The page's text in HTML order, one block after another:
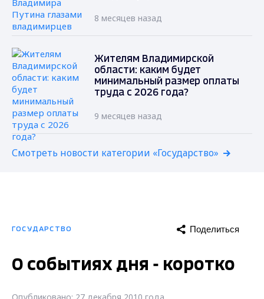
8 месяцев назад
Жителям Владимирской
области: каким будет
минимальный размер оплаты
труда с 2026 года?
9 месяцев назад
Смотреть новости категории «Государство»
ГОСУДАРСТВО Поделиться
О событиях дня - коротко
Опубликовано: 27 декабря 2010 года